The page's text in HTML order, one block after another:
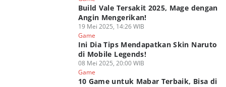
Build Vale Tersakit 2025, Mage dengan
Angin Mengerikan!
19 Mei 2025, 14:26 WIB
Game
Ini Dia Tips Mendapatkan Skin Naruto
di Mobile Legends!
08 Mei 2025, 20:00 WIB
Game
10 Game untuk Mabar Terbaik, Bisa di